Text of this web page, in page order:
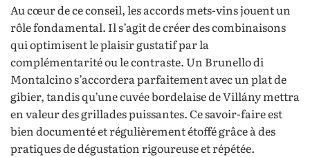
Au cœur de ce conseil, les accords mets-vins jouent un
rôle fondamental. Il s’agit de créer des combinaisons
qui optimisent le plaisir gustatif par la
complémentarité ou le contraste. Un Brunello di
Montalcino s’accordera parfaitement avec un plat de
gibier, tandis qu’une cuvée bordelaise de Villány mettra
en valeur des grillades puissantes. Ce savoir-faire est
bien documenté et régulièrement étoffé grâce à des
pratiques de dégustation rigoureuse et répétée.